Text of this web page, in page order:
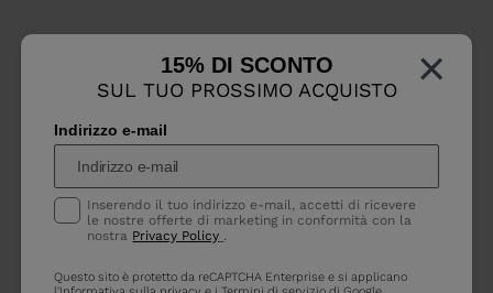
×
15% DI SCONTO
SUL TUO PROSSIMO ACQUISTO
Indirizzo e-mail
Inserendo il tuo indirizzo e-mail, accetti di ricevere
le nostre offerte di marketing in conformità con la
nostra Privacy Policy .
Questo sito è protetto da reCAPTCHA Enterprise e si applicano